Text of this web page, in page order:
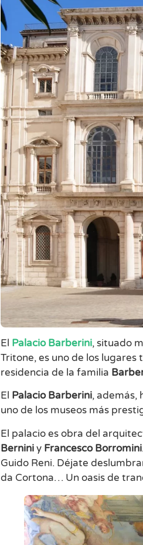
El Palacio Barberini, situado
Tritone, es uno de los
residencia de la familia
El Palacio Barberini, además,
uno de los museos más
El palacio es obra del
Berniniy Francesco Borromini
Guido Reni. Déjate
da Cortona… Un oasis de